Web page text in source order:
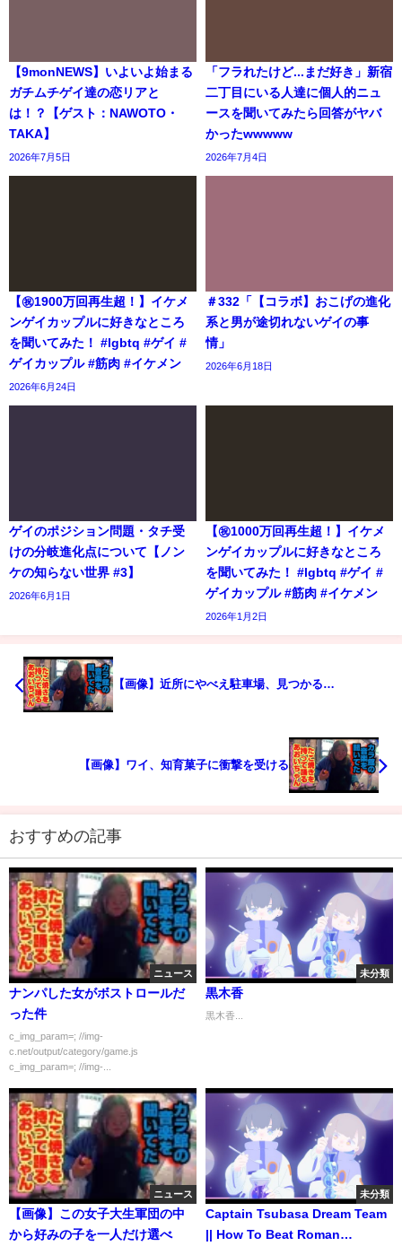
【9monNEWS】いよいよ始まる
ガチムチゲイ達の恋リアと
は！？【ゲスト：NAWOTO・
TAKA】
2026年7月5日
「フラれたけど...まだ好き」新宿
二丁目にいる人達に個人的ニュ
ースを聞いてみたら回答がヤバ
かったwwwww
2026年7月4日
【㊗️1900万回再生超！】イケメ
ンゲイカップルに好きなところ
を聞いてみた！ #lgbtq #ゲイ #
ゲイカップル #筋肉 #イケメン
2026年6月24日
＃332「【コラボ】おこげの進化
系と男が途切れないゲイの事
情」
2026年6月18日
ゲイのポジション問題・タチ受
けの分岐進化点について【ノン
ケの知らない世界 #3】
2026年6月1日
【㊗️1000万回再生超！】イケメ
ンゲイカップルに好きなところ
を聞いてみた！ #lgbtq #ゲイ #
ゲイカップル #筋肉 #イケメン
2026年1月2日
【画像】近所にやべえ駐車場、見つかる…
【画像】ワイ、知育菓子に衝撃を受ける
おすすめの記事
ニュース
ナンパした女がボストロールだ
った件
c_img_param=; //img-
c.net/output/category/game.js
c_img_param=; //img-...
未分類
黒木香
黒木香...
ニュース
【画像】この女子大生軍団の中
から好みの子を一人だけ選べ
未分類
Captain Tsubasa Dream Team
|| How To Beat Roman